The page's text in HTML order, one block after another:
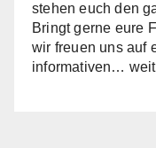
stehen euch den
Bringt gerne eure
wir freuen uns auf
informativen…